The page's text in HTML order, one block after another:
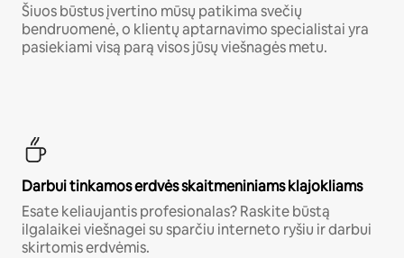
Šiuos būstus įvertino mūsų patikima svečių
bendruomenė, o klientų aptarnavimo specialistai yra
pasiekiami visą parą visos jūsų viešnagės metu.
Darbui tinkamos erdvės skaitmeniniams klajokliams
Esate keliaujantis profesionalas? Raskite būstą
ilgalaikei viešnagei su sparčiu interneto ryšiu ir darbui
skirtomis erdvėmis.